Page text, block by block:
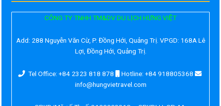
CÔNG TY TNHH TM&DV DU LỊCH HƯNG VIỆT
Add: 288 Nguyễn Văn Cừ, P. Đồng Hới, Quảng Trị. VPGD: 168A Lê
Lợi, Đồng Hới, Quảng Trị.
Tel Office: +84 2323 818 878
Hotline: +84 918805368
info@hungvietravel.com